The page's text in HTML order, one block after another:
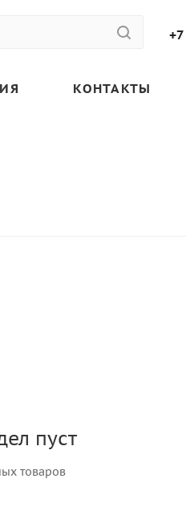
КОНТАКТЫ
пуст
товаров